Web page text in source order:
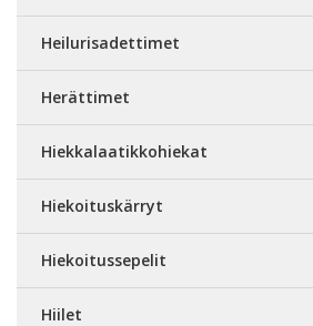
Heilurisadettimet
Herättimet
Hiekkalaatikkohiekat
Hiekoituskärryt
Hiekoitussepelit
Hiilet